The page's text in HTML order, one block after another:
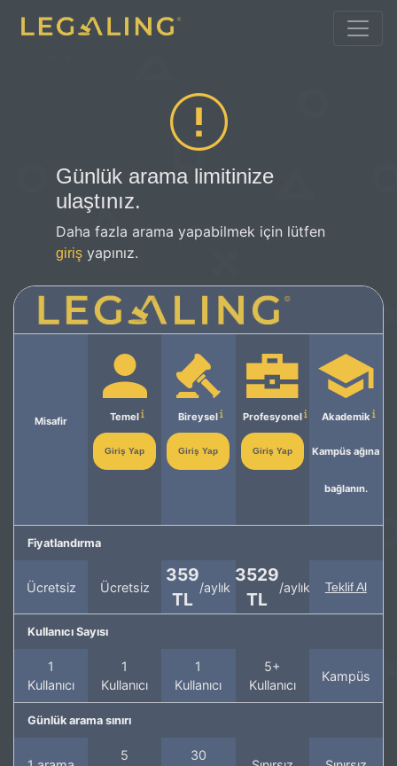
Günlük arama limitinize
ulaştınız.
Daha fazla arama yapabilmek için lütfen
giriş yapınız.
Misafir Temel
Giriş Yap
Bireysel
Giriş Yap
Profesyonel
Giriş Yap
Akademik
Kampüs ağına
bağlanın.
Fiyatlandırma
Ücretsiz Ücretsiz
359
TL
/aylık
3529
TL
/aylık Teklif Al
Kullanıcı Sayısı
1
Kullanıcı
1
Kullanıcı
1
Kullanıcı
5+
Kullanıcı
Kampüs
Günlük arama sınırı
5
30